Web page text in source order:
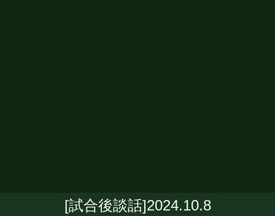
[試合後談話]2024.10.8